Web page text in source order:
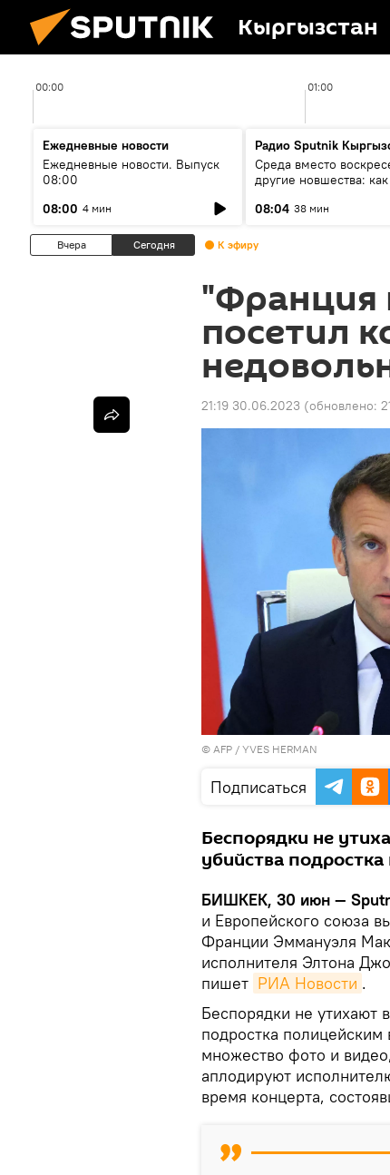
Кыргызстан
00:00 01:00
Ежедневные новости
Ежедневные новости. Выпуск
08:00
08:00 4 мин
Радио Sputnik
Среда вместо
другие новшества:
08:04 38 мин
Вчера Сегодня К эфиру
"Франция
посетил
21:19 30.06.2023 (обновлено:
© AFP / YVES HERMAN
Подписаться
Беспорядки не
убийства
БИШКЕК, 30 июн —
и Европейского союза
Франции Эммануэля
исполнителя Элтона
пишет РИА Новости .
Беспорядки не утихают
подростка
множество фото и
аплодируют
время концерта,